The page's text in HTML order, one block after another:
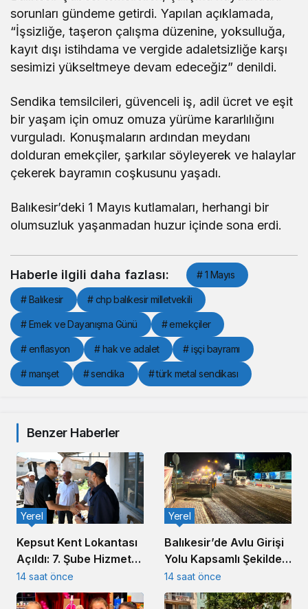
sorunları gündeme getirdi. Yapılan açıklamada,
“İşsizliğe, taşeron çalışma düzenine, yoksulluğa,
kayıt dışı istihdama ve vergide adaletsizliğe karşı
sesimizi yükseltmeye devam edeceğiz” denildi.
Sendika temsilcileri, güvenceli iş, adil ücret ve eşit
bir yaşam için omuz omuza yürüme kararlılığını
vurguladı. Konuşmaların ardından meydanı
dolduran emekçiler, şarkılar söyleyerek ve halaylar
çekerek bayramın coşkusunu yaşadı.
Balıkesir’deki 1 Mayıs kutlamaları, herhangi bir
olumsuzluk yaşanmadan huzur içinde sona erdi.
Haberle ilgili daha fazlası: # 1 Mayıs
# Balıkesir # chp balıkesir milletvekili
# Emek ve Dayanışma Günü # emekçiler
# enflasyon # hak ve adalet # işçi bayramı
# manşet # sendika # türk metal sendikası
Benzer Haberler
Kepsut Kent Lokantası
Açıldı: 7. Şube Hizmete
Girdi
Yerel
14 saat önce
Balıkesir’de Avlu Girişi
Yolu Kapsamlı Şekilde
Yenileniyor
Yerel
14 saat önce